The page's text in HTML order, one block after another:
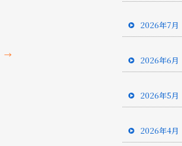
→
2026年7月
2026年6月
2026年5月
2026年4月